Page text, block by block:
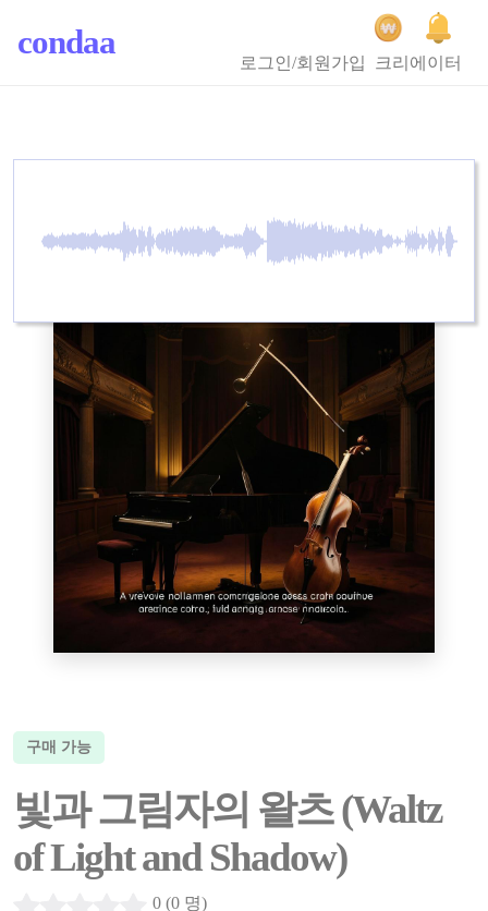
condaa
로그인/회원가입 크리에이터
구매 가능
빛과 그림자의 왈츠 (Waltz
of Light and Shadow)
0 (0 명)